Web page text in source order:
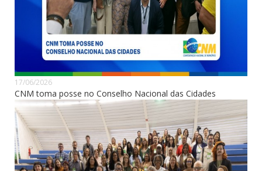
17/06/2026
CNM toma posse no Conselho Nacional das Cidades